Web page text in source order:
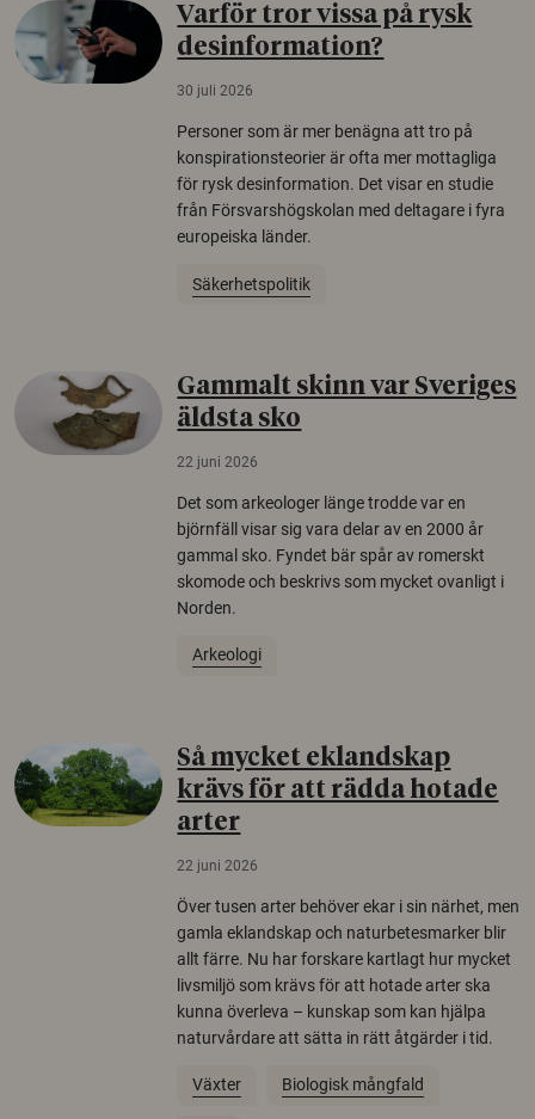
Varför tror vissa på rysk
desinformation?
30 juli 2026
Personer som är mer benägna att tro på
konspirationsteorier är ofta mer mottagliga
för rysk desinformation. Det visar en studie
från Försvarshögskolan med deltagare i fyra
europeiska länder.
Säkerhetspolitik
Gammalt skinn var Sveriges
äldsta sko
22 juni 2026
Det som arkeologer länge trodde var en
björnfäll visar sig vara delar av en 2000 år
gammal sko. Fyndet bär spår av romerskt
skomode och beskrivs som mycket ovanligt i
Norden.
Arkeologi
Så mycket eklandskap
krävs för att rädda hotade
arter
22 juni 2026
Över tusen arter behöver ekar i sin närhet, men
gamla eklandskap och naturbetesmarker blir
allt färre. Nu har forskare kartlagt hur mycket
livsmiljö som krävs för att hotade arter ska
kunna överleva – kunskap som kan hjälpa
naturvårdare att sätta in rätt åtgärder i tid.
Växter Biologisk mångfald